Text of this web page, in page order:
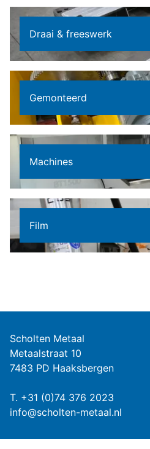
Draai & freeswerk
Gemonteerd
Machines
Film
Scholten Metaal
Metaalstraat 10
7483 PD Haaksbergen
T. +31 (0)74 376 2023
info@scholten-metaal.nl